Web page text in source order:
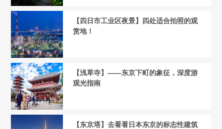
【四日市工业区夜景】四处适合拍照的观
赏地！
【浅草寺】——东京下町的象征，深度游
观光指南
【东京塔】去看看日本东京的标志性建筑